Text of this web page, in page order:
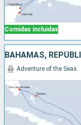
Comidas incluidas
Adventure of the Seas